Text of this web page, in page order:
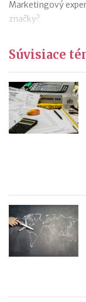
Marketingový
značky?
hodnotení
Kontroly odpočtu
Kontroly
správa sa zameria
Zmeny v e-faktúre:
VÚB mení
Mýty o
Kedy vznikajú
Súvisiace